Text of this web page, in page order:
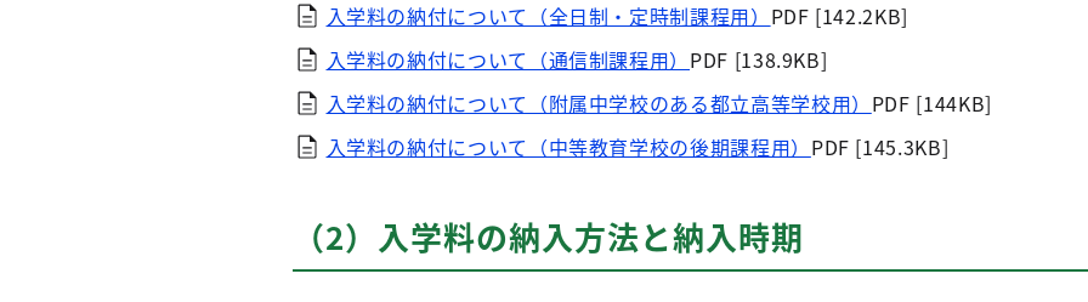
入学料の納付について（全日制・定時制課程用） PDF [142.2KB]
入学料の納付について（通信制課程用） PDF [138.9KB]
入学料の納付について（附属中学校のある都立高等学校用） PDF [144KB]
入学料の納付について（中等教育学校の後期課程用） PDF [145.3KB]
（2）入学料の納入方法と納入時期